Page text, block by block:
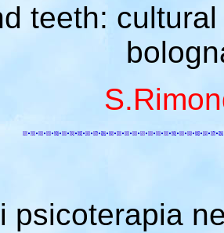
teeth:
psicoterapia